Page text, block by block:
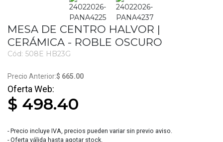
MESA DE CENTRO HALVOR |
CERÁMICA - ROBLE OSCURO
Cód: 508E HB23G
$ 665.00
$ 498.40
- Precio incluye IVA, precios pueden variar sin previo aviso.
- Oferta válida hasta agotar stock.